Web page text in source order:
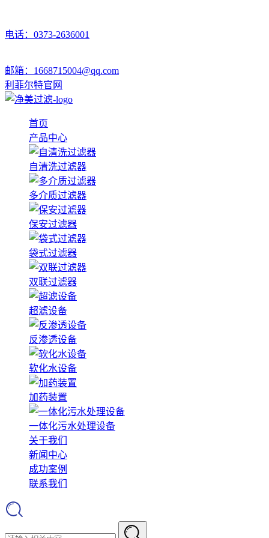
电话：0373-2636001
邮箱：1668715004@qq.com
利菲尔特官网
首页
产品中心
自清洗过滤器
多介质过滤器
保安过滤器
袋式过滤器
双联过滤器
超滤设备
反渗透设备
软化水设备
加药装置
一体化污水处理设备
关于我们
新闻中心
成功案例
联系我们